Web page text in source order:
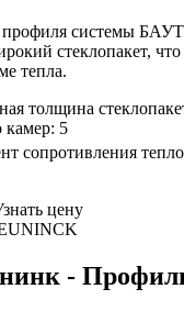
системы
стеклопакет, что
тепла.
толщина
камер: 5
сопротивления
цену
-